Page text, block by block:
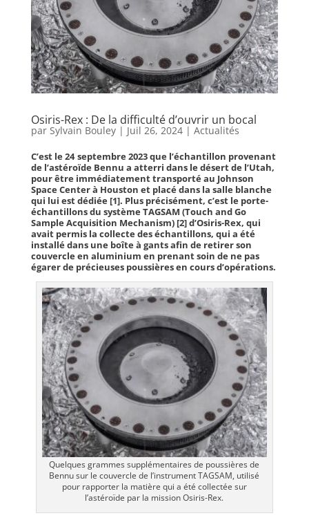
Osiris-Rex : De la difficulté d’ouvrir un bocal
par Sylvain Bouley| Juil 26, 2024| Actualités
C’est le 24 septembre 2023 que l’échantillon provenant
de l’astéroïde Bennu a atterri dans le désert de l’Utah,
pour être immédiatement transporté au Johnson
Space Center à Houston et placé dans la salle blanche
qui lui est dédiée [1]. Plus précisément, c’est le porte-
échantillons du système TAGSAM (Touch and Go
Sample Acquisition Mechanism) [2] d’Osiris-Rex, qui
avait permis la collecte des échantillons, qui a été
installé dans une boîte à gants afin de retirer son
couvercle en aluminium en prenant soin de ne pas
égarer de précieuses poussières en cours d’opérations.
Quelques grammes supplémentaires de poussières de
Bennu sur le couvercle de l’instrument TAGSAM, utilisé
pour rapporter la matière qui a été collectée sur
l’astéroïde par la mission Osiris-Rex.